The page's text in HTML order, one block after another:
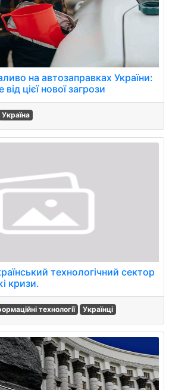
на автозаправках України:
цієї нової загрози
Україна
технологічний сектор
кризи.
технології Українці